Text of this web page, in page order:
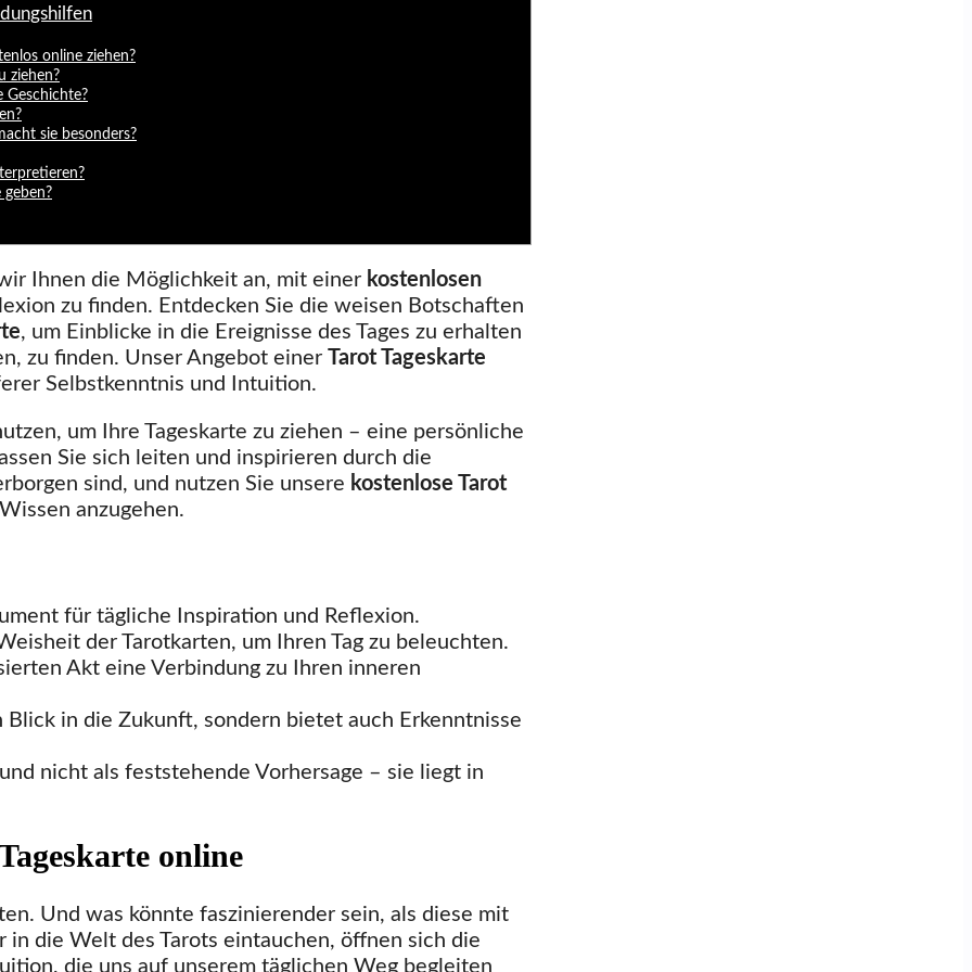
online ziehen?
ziehen?
Geschichte?
sie besonders?
Ihnen die Möglichkeit an, mit einer kostenlosen
zu finden. Entdecken Sie die weisen Botschaften
, um Einblicke in die Ereignisse des Tages zu erhalten
zu finden. Unser Angebot einer Tarot Tageskarte
Selbstkenntnis und Intuition.
um Ihre Tageskarte zu ziehen – eine persönliche
Sie sich leiten und inspirieren durch die
sind, und nutzen Sie unsere kostenlose Tarot
anzugehen.
für tägliche Inspiration und Reflexion.
der Tarotkarten, um Ihren Tag zu beleuchten.
Akt eine Verbindung zu Ihren inneren
in die Zukunft, sondern bietet auch Erkenntnisse
nicht als feststehende Vorhersage – sie liegt in
online
Und was könnte faszinierender sein, als diese mit
die Welt des Tarots eintauchen, öffnen sich die
die uns auf unserem täglichen Weg begleiten